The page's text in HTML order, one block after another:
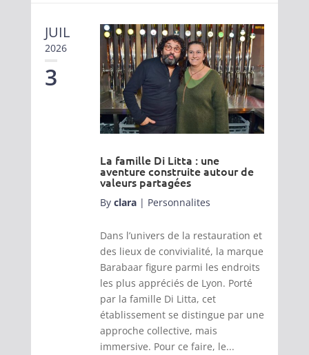
JUIL
2026
3
La famille Di Litta : une
aventure construite autour de
valeurs partagées
By clara| Personnalites
Dans l’univers de la restauration et
des lieux de convivialité, la marque
Barabaar figure parmi les endroits
les plus appréciés de Lyon. Porté
par la famille Di Litta, cet
établissement se distingue par une
approche collective, mais
immersive. Pour ce faire, le...